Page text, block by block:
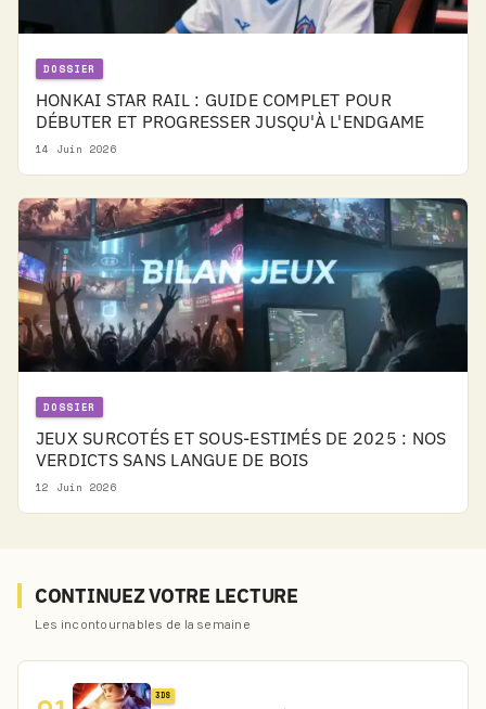
DOSSIER
HONKAI STAR RAIL : GUIDE COMPLET POUR
DÉBUTER ET PROGRESSER JUSQU'À L'ENDGAME
14 Juin 2026
DOSSIER
JEUX SURCOTÉS ET SOUS-ESTIMÉS DE 2025 : NOS
VERDICTS SANS LANGUE DE BOIS
12 Juin 2026
CONTINUEZ VOTRE LECTURE
Les incontournables de la semaine
3DS